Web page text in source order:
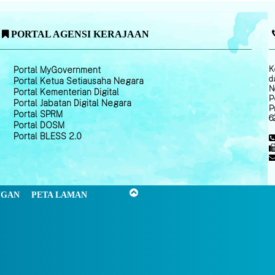
PORTAL AGENSI KERAJAAN
Portal MyGovernment
Portal Ketua Setiausaha Negara
Portal Kementerian Digital
Portal Jabatan Digital Negara
Portal SPRM
Portal DOSM
Portal BLESS 2.0
PETA LAMAN